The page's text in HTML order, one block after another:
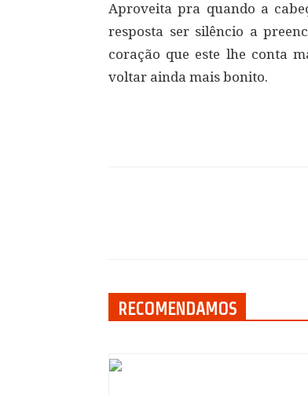
Aproveita pra quando a
resposta ser silêncio a
coração que este lhe conta
voltar ainda mais bonito.
RECOMENDAMOS